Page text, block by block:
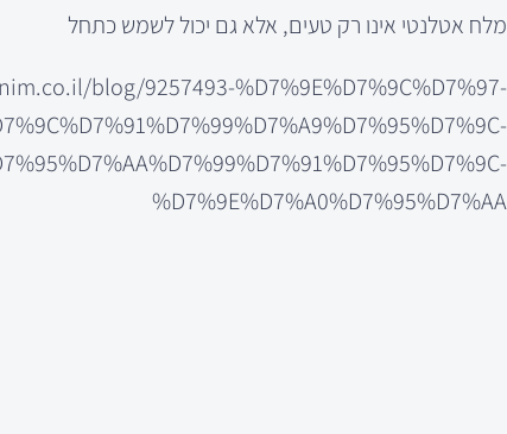
מלח אטלנטי אינו רק טעים, אלא גם יכול לשמש כתחל
blog/9257493-%D7%9E%D7%9C%D7%97-
%D7%9E%D7%A0%D7%95%D7%AA